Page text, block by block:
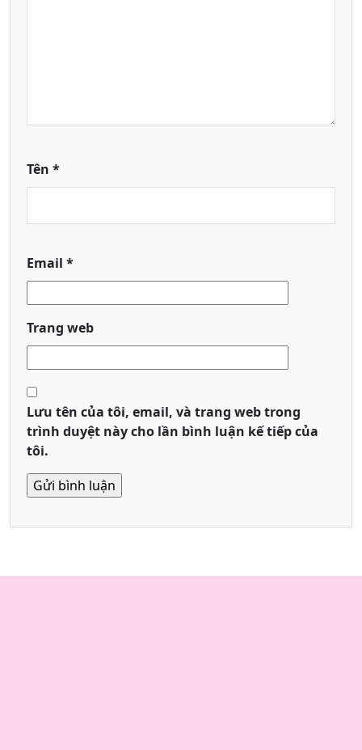
Tên *
Email *
Trang web
Lưu tên của tôi, email, và trang web trong
trình duyệt này cho lần bình luận kế tiếp của
tôi.